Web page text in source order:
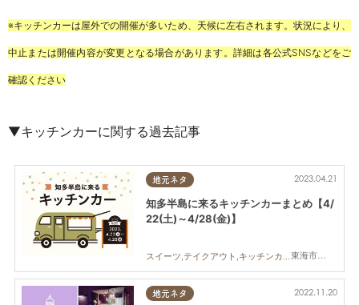
※キッチンカーは屋外での開催が多いため、天候に左右されます。状況により、
中止または開催内容が変更となる場合があります。詳細は各公式SNSなどをご
確認ください
▼キッチンカーに関する過去記事
地元ネタ
東海市,大府市,知多市,半田市,南知多町,常滑市,美浜町
2023.04.21
知多半島に来るキッチンカーまとめ【4/
22(土)～4/28(金)】
スイーツ,テイクアウト,キッチンカー,イベント,まとめ記事
地元ネタ 2022.11.20